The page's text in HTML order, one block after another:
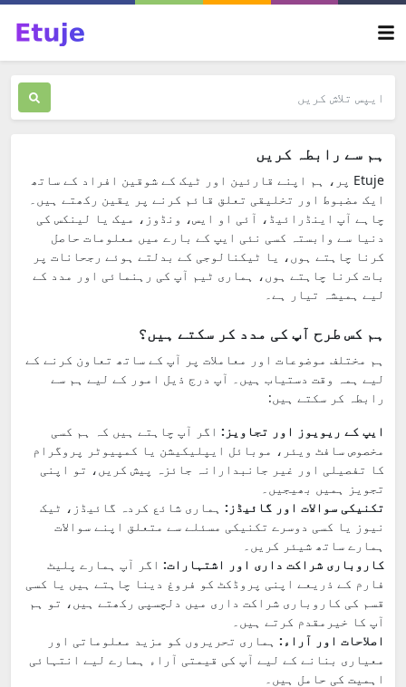
ہم سے رابطہ کریں
Etuje پر، ہم اپنے قارئین اور ٹیک کے شوقین افراد کے ساتھ
ایک مضبوط اور تخلیقی تعلق قائم کرنے پر یقین رکھتے ہیں۔
چاہے آپ اینڈرائیڈ، آئی او ایس، ونڈوز، میک یا لینکس کی
دنیا سے وابستہ کسی نئی ایپ کے بارے میں معلومات حاصل
کرنا چاہتے ہوں، یا ٹیکنالوجی کے بدلتے ہوئے رجحانات پر
بات کرنا چاہتے ہوں، ہماری ٹیم آپ کی رہنمائی اور مدد کے
لیے ہمیشہ تیار ہے۔
ہم کس طرح آپ کی مدد کر سکتے ہیں؟
ہم مختلف موضوعات اور معاملات پر آپ کے ساتھ تعاون کرنے کے
لیے ہمہ وقت دستیاب ہیں۔ آپ درج ذیل امور کے لیے ہم سے
رابطہ کر سکتے ہیں:
ایپ کے ریویوز اور تجاویز: اگر آپ چاہتے ہیں کہ ہم کسی
مخصوص سافٹ ویئر، موبائل ایپلیکیشن یا کمپیوٹر پروگرام
کا تفصیلی اور غیر جانبدارانہ جائزہ پیش کریں، تو اپنی
تجویز ہمیں بھیجیں۔
تکنیکی سوالات اور گائیڈز: ہماری شائع کردہ گائیڈز، ٹیک
نیوز یا کسی دوسرے تکنیکی مسئلے سے متعلق اپنے سوالات
ہمارے ساتھ شیئر کریں۔
کاروباری شراکت داری اور اشتہارات: اگر آپ ہمارے پلیٹ
فارم کے ذریعے اپنی پروڈکٹ کو فروغ دینا چاہتے ہیں یا کسی
قسم کی کاروباری شراکت داری میں دلچسپی رکھتے ہیں، تو ہم
آپ کا خیرمقدم کرتے ہیں۔
اصلاحات اور آراء: ہماری تحریروں کو مزید معلوماتی اور
معیاری بنانے کے لیے آپ کی قیمتی آراء ہمارے لیے انتہائی
اہمیت کی حامل ہیں۔